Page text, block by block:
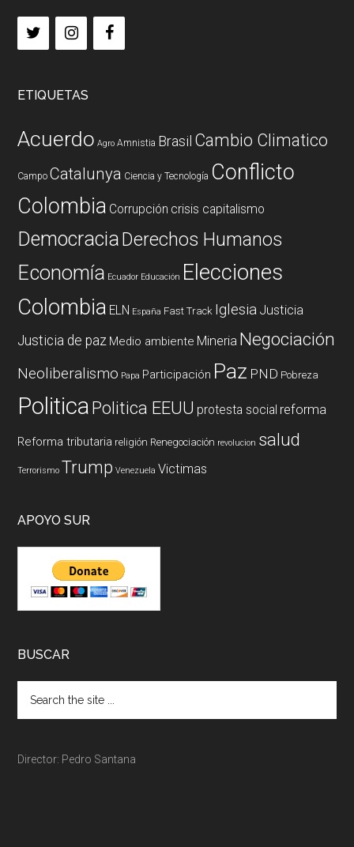
ETIQUETAS
Acuerdo Agro Amnistia Brasil Cambio Climatico
Campo Catalunya Ciencia y Tecnología Conflicto
Colombia Corrupción crisis capitalismo
DemocraciaDerechos Humanos
Economía Ecuador Educación Elecciones
Colombia ELN España Fast Track Iglesia Justicia
Justicia de paz Medio ambiente Mineria Negociación
Neoliberalismo Papa Participación Paz PND Pobreza
PoliticaPolitica EEUU protesta social reforma
Reforma tributaria religión Renegociación revolucion salud
Terrorismo Trump Venezuela Victimas
APOYO SUR
BUSCAR
Director: Pedro Santana